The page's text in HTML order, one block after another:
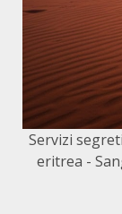
Servizi
eritrea -